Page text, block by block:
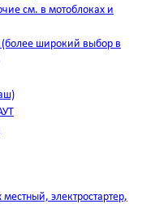
см. в мотоблоках и
широкий выбор в
электростартер,